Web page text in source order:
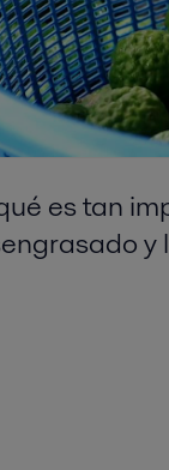
es tan